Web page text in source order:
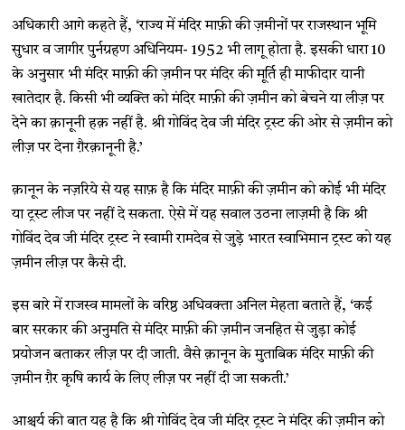
अधिकारी आगे कहते हैं, ‘राज्य में मंदिर माफ़ी की ज़मीनों पर राजस्थान भूमि
सुधार व जागीर पुर्नग्रहण अधिनियम- 1952 भी लागू होता है. इसकी धारा 10
के अनुसार भी मंदिर माफ़ी की ज़मीन पर मंदिर की मूर्ति ही माफीदार यानी
खातेदार है. किसी भी व्यक्ति को मंदिर माफ़ी की ज़मीन को बेचने या लीज़ पर
देने का क़ानूनी हक़ नहीं है. श्री गोविंद देव जी मंदिर ट्रस्ट की ओर से ज़मीन को
लीज़ पर देना ग़ैरक़ानूनी है.’
क़ानून के नज़रिये से यह साफ़ है कि मंदिर माफ़ी की ज़मीन को कोई भी मंदिर
या ट्रस्ट लीज पर नहीं दे सकता. ऐसे में यह सवाल उठना लाज़मी है कि श्री
गोविंद देव जी मंदिर ट्रस्ट ने स्वामी रामदेव से जुड़े भारत स्वाभिमान ट्रस्ट को यह
ज़मीन लीज़ पर कैसे दी.
इस बारे में राजस्व मामलों के वरिष्ठ अधिवक्ता अनिल मेहता बताते हैं, ‘कई
बार सरकार की अनुमति से मंदिर माफ़ी की ज़मीन जनहित से जुड़ा कोई
प्रयोजन बताकर लीज़ पर दी जाती. वैसे क़ानून के मुताबिक मंदिर माफ़ी की
ज़मीन ग़ैर कृषि कार्य के लिए लीज़ पर नहीं दी जा सकती.’
आश्चर्य की बात यह है कि श्री गोविंद देव जी मंदिर ट्रस्ट ने मंदिर की ज़मीन को